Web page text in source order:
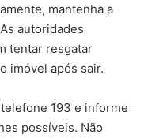
mantenha a
autoridades
tentar resgatar
imóvel após sair.
193 e informe
possíveis. Não